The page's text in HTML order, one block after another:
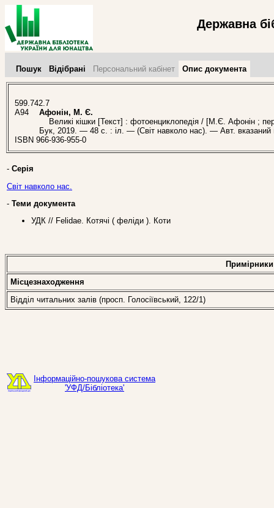
Державна
Пошук Відібрані Персональний кабінет Опис документа
599.742.7
А94
Афонін, М. Є.
Великі кішки [Текст] : фотоенциклопедія / [М.Є. Афонін ;
Бук, 2019. — 48 с. : іл. — (Світ навколо нас). — Авт. вказаний
ISBN 966-936-955-0
- Серія
Світ навколо нас.
- Теми документа
УДК // Felidae. Котячі ( феліди ). Коти
Примірники
Місцезнаходження
Відділ читальних залів (просп. Голосіївський, 122/1)
Інформаційно-пошукова система
'УФД/Бібліотека'